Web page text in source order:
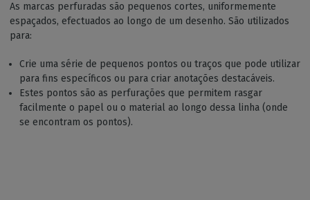
As marcas perfuradas são pequenos cortes, uniformemente
espaçados, efectuados ao longo de um desenho. São utilizados
para:
Crie uma série de pequenos pontos ou traços que pode utilizar
para fins específicos ou para criar anotações destacáveis.
Estes pontos são as perfurações que permitem rasgar
facilmente o papel ou o material ao longo dessa linha (onde
se encontram os pontos).